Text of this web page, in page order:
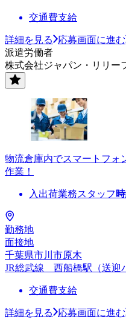
交通費支給
詳細を見る
応募画面に進む
派遣労働者
株式会社ジャパン・リリー
物流倉庫内でスマートフォ
作業！
入出荷業務スタッフ
勤務地
面接地
千葉県市川市原木
JR総武線 西船橋駅（送迎
交通費支給
詳細を見る
応募画面に進む